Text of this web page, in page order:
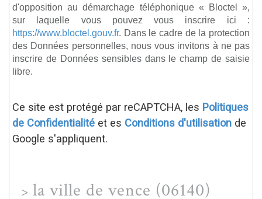
d'opposition au démarchage téléphonique « Bloctel »,
sur laquelle vous pouvez vous inscrire ici :
https://www.bloctel.gouv.fr. Dans le cadre de la protection
des Données personnelles, nous vous invitons à ne pas
inscrire de Données sensibles dans le champ de saisie
libre.
Ce site est protégé par reCAPTCHA, les Politiques
de Confidentialité et es Conditions d'utilisation de
Google s'appliquent.
> la ville de vence (06140)